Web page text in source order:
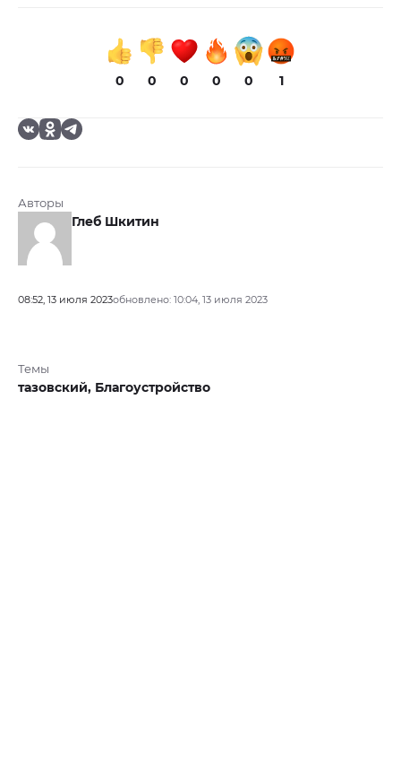
0 0 0 0 0 1
Авторы
Глеб Шкитин
08:52, 13 июля 2023обновлено: 10:04, 13 июля 2023
Темы
тазовский, Благоустройство